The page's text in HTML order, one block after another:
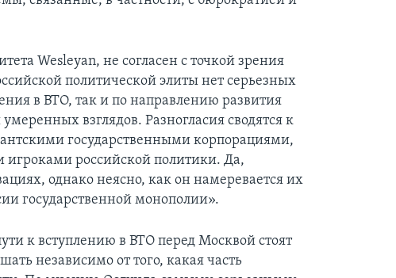
Wesleyan, не согласен с точкой зрения
политической элиты нет серьезных
в ВТО, так и по направлению развития
взглядов. Разногласия сводятся к
государственными корпорациями,
игроками российской политики. Да,
однако неясно, как он намеревается их
государственной монополии».
к вступлению в ВТО перед Москвой стоят
независимо от того, какая часть